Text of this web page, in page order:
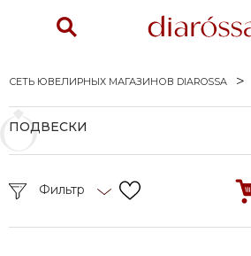
СЕТЬ ЮВЕЛИРНЫХ МАГАЗИНОВ DIAROSSA
ПОДВЕСКИ
Фильтр